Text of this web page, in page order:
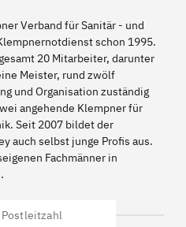
Verband für Sanitär - und
schon 1995.
20 Mitarbeiter, darunter
Meister, rund zwölf
und Organisation zuständig
angehende Klempner für
Seit 2007 bildet der
auch selbst junge Profis aus.
Fachmänner in